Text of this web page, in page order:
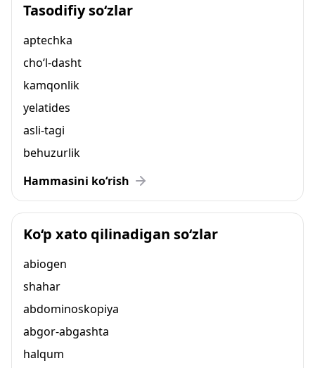
Tasodifiy so‘zlar
aptechka
cho‘l-dasht
kamqonlik
yelatides
asli-tagi
behuzurlik
Hammasini ko‘rish
Ko‘p xato qilinadigan so‘zlar
abiogen
shahar
abdominoskopiya
abgor-abgashta
halqum